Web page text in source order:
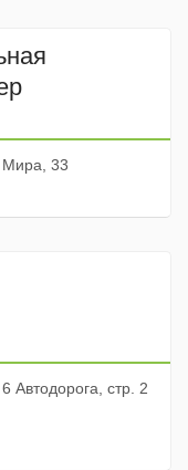
Мира, 33
Автодорога, стр. 2